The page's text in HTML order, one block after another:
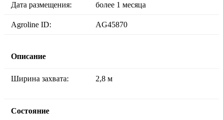
Дата размещения: более 1 месяца
Agroline ID: AG45870
Описание
Ширина захвата: 2,8 м
Состояние